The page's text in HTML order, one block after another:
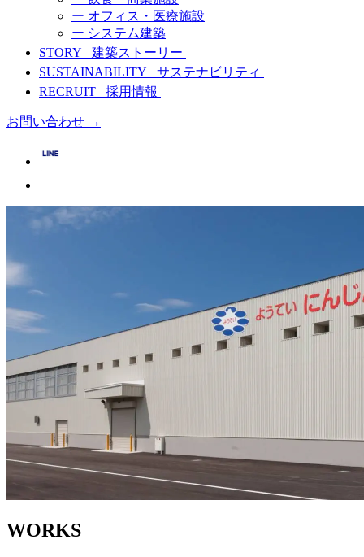
ー オフィス・医療施設
ー システム建築
STORY 建築ストーリー
SUSTAINABILITY サステナビリティ
RECRUIT 採用情報
お問い合わせ →
WORKS